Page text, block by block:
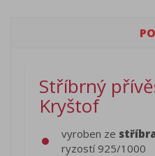
Stříbrný
Kryštof
vyroben ze
ryzostí 925/1000